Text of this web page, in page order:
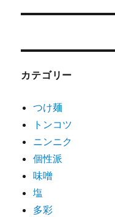
ゲ
ー
シ
ン
カテゴリー
つけ麺
トンコツ
ニンニク
個性派
味噌
塩
多彩